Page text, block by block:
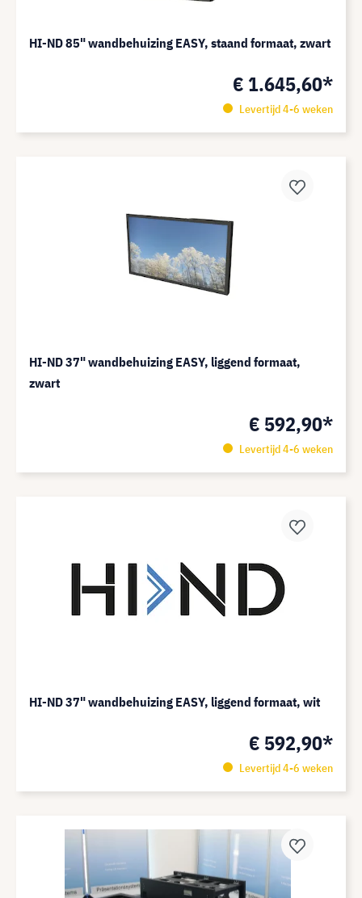
HI-ND 85" wandbehuizing EASY, staand formaat, zwart
€ 1.645,60*
Levertijd 4-6 weken
HI-ND 37" wandbehuizing EASY, liggend formaat,
zwart
€ 592,90*
Levertijd 4-6 weken
HI-ND 37" wandbehuizing EASY, liggend formaat, wit
€ 592,90*
Levertijd 4-6 weken